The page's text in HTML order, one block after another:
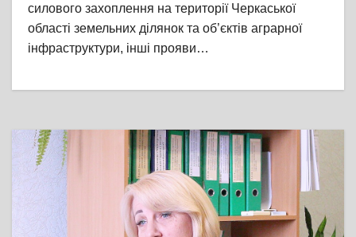
силового захоплення на території Черкаської
області земельних ділянок та об’єктів аграрної
інфраструктури, інші прояви…